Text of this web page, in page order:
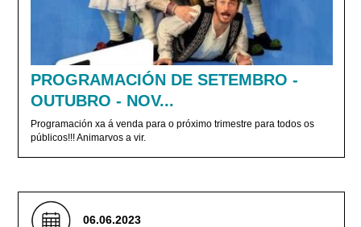
PROGRAMACIÓN DE SETEMBRO -
OUTUBRO - NOV...
Programación xa á venda para o próximo trimestre para todos os
públicos!!! Animarvos a vir.
06.06.2023